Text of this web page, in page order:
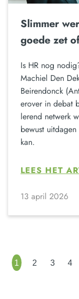
Slimmer
goede zet
Is HR nog
Machiel Den
Beirendonck
erover in debat
lerend netwerk
bewust
kan.
LEES HET
13 april 2026
1 2 3 4